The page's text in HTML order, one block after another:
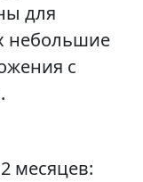
для
небольшие
с
месяцев: